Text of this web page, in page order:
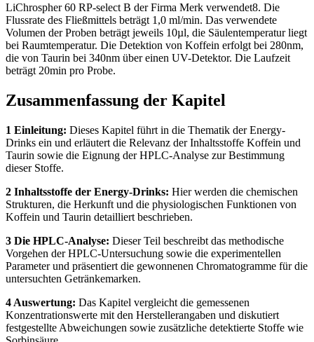
LiChrospher 60 RP-select B der Firma Merk verwendet8. Die
Flussrate des Fließmittels beträgt 1,0 ml/min. Das verwendete
Volumen der Proben beträgt jeweils 10µl, die Säulentemperatur liegt
bei Raumtemperatur. Die Detektion von Koffein erfolgt bei 280nm,
die von Taurin bei 340nm über einen UV-Detektor. Die Laufzeit
beträgt 20min pro Probe.
Zusammenfassung der Kapitel
1 Einleitung: Dieses Kapitel führt in die Thematik der Energy-
Drinks ein und erläutert die Relevanz der Inhaltsstoffe Koffein und
Taurin sowie die Eignung der HPLC-Analyse zur Bestimmung
dieser Stoffe.
2 Inhaltsstoffe der Energy-Drinks: Hier werden die chemischen
Strukturen, die Herkunft und die physiologischen Funktionen von
Koffein und Taurin detailliert beschrieben.
3 Die HPLC-Analyse: Dieser Teil beschreibt das methodische
Vorgehen der HPLC-Untersuchung sowie die experimentellen
Parameter und präsentiert die gewonnenen Chromatogramme für die
untersuchten Getränkemarken.
4 Auswertung: Das Kapitel vergleicht die gemessenen
Konzentrationswerte mit den Herstellerangaben und diskutiert
festgestellte Abweichungen sowie zusätzliche detektierte Stoffe wie